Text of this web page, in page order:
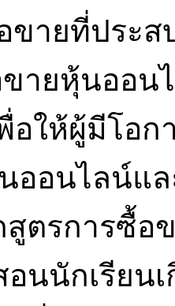
ขายที่ประส
ขายหุ้นออ
อให้ผู้มีโอก
ออนไลน์แ
ตรการซื้อ
อนนักเรียน